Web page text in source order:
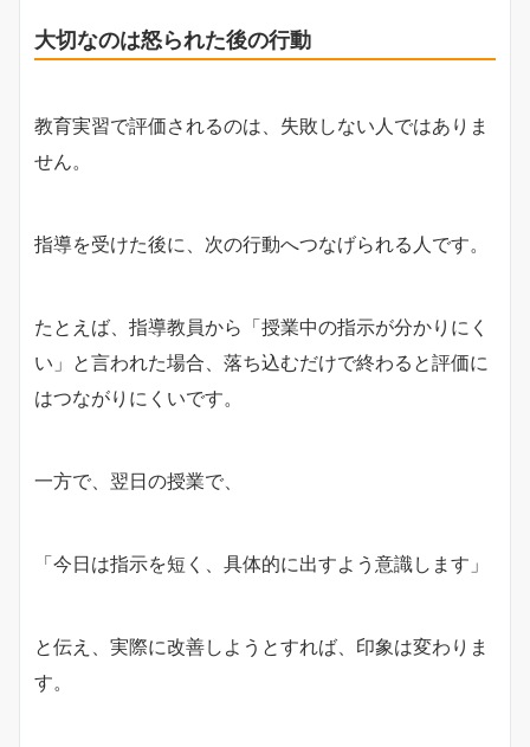
大切なのは怒られた後の行動
教育実習で評価されるのは、失敗しない人ではありま
せん。
指導を受けた後に、次の行動へつなげられる人です。
たとえば、指導教員から「授業中の指示が分かりにく
い」と言われた場合、落ち込むだけで終わると評価に
はつながりにくいです。
一方で、翌日の授業で、
「今日は指示を短く、具体的に出すよう意識します」
と伝え、実際に改善しようとすれば、印象は変わりま
す。